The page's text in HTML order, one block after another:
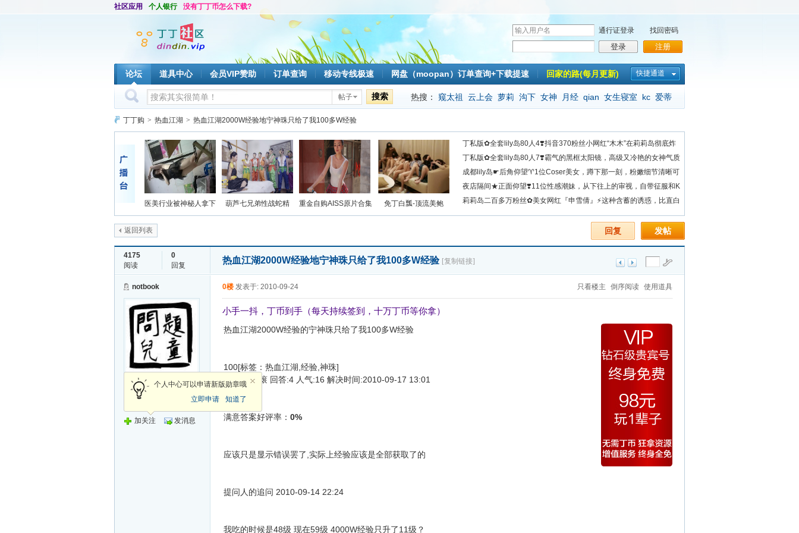
社区应用 个人银行 没有丁丁币怎么下载?
用
户
名
通行证登录
登录
找回密码
注册
快捷通道
论坛 道具中心 会员VIP赞助 订单查询 移动专线极速 网盘（moopan）订单查询+下载提速 回家的路(每月更新)
帖子 搜索 热搜： 窥太祖 云上会 萝莉 沟下 女神 月经 qian 女生寝室 kc 爱蒂
mlc
丁丁购 > 热血江湖 > 热血江湖2000W经验地宁神珠只给了我100多W经验
医美行业被神秘人拿下 葫芦七兄弟性战蛇精 重金自购AISS原片合集 免丁白瓢-顶流美鲍
丁私版✿全套lily岛80人4❣️抖音370粉丝小网红“木木”在莉莉岛彻底炸
丁私版✿全套lily岛80人7❣️霸气的黑框太阳镜，高级又冷艳的女神气质
成都lily岛☛后角仰望♈1位Coser美女，蹲下那一刻，粉嫩细节清晰可
见
夜店隔间★正面仰望❣️11位性感潮妹，从下往上的审视，自带征服和K
莉莉岛二百多万粉丝✿美女网红『申雪倩』⚡这种含蓄的诱惑，比直白
发帖
回复
返回列表
4175
阅读
0
回复
热血江湖2000W经验地宁神珠只给了我100多W经验 [复制链接]
notbook
荣誉会员 个人中心可以申请新版勋章哦
立即申请
知道了
加关注
发消息
只看楼主 倒序阅读 使用道具
0楼 发表于: 2010-09-24
小手一抖，丁币到手（每天持续签到，十万丁币等你拿）
热血江湖2000W经验的宁神珠只给了我100多W经验
100[标签：热血江湖,经验,神珠]
夏天!还不滚 回答:4 人气:16 解决时间:2010-09-17 13:01
满意答案好评率： 0%
应该只是显示错误罢了,实际上经验应该是全部获取了的
提问人的追问 2010-09-14 22:24
我吃的时候是48级 现在59级 4000W经验只升了11级？